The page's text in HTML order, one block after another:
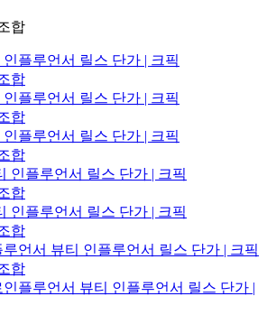
합
플루언서 릴스 단가 | 크픽
합
플루언서 릴스 단가 | 크픽
합
플루언서 릴스 단가 | 크픽
합
인플루언서 릴스 단가 | 크픽
합
인플루언서 릴스 단가 | 크픽
합
언서 뷰티 인플루언서 릴스 단가 | 크픽
합
플루언서 뷰티 인플루언서 릴스 단가 |